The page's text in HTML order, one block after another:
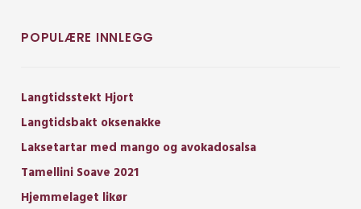
POPULÆRE INNLEGG
Langtidsstekt Hjort
Langtidsbakt oksenakke
Laksetartar med mango og avokadosalsa
Tamellini Soave 2021
Hjemmelaget likør